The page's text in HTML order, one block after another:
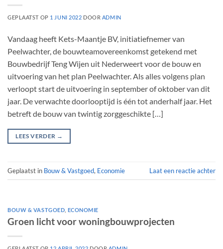
GEPLAATST OP 1 JUNI 2022 DOOR ADMIN
Vandaag heeft Kets-Maantje BV, initiatiefnemer van
Peelwachter, de bouwteamovereenkomst getekend met
Bouwbedrijf Teng Wijen uit Nederweert voor de bouw en
uitvoering van het plan Peelwachter. Als alles volgens plan
verloopt start de uitvoering in september of oktober van dit
jaar. De verwachte doorlooptijd is één tot anderhalf jaar. Het
betreft de bouw van twintig zorggeschikte […]
LEES VERDER →
Geplaatst in Bouw & Vastgoed, Economie Laat een reactie achter
BOUW & VASTGOED ECONOMIE
Groen licht voor woningbouwprojecten